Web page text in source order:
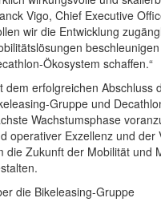
Vigo, Chief Executive
wir die Entwicklung
Ökosystem schaffen.“
dem erfolgreichen Abschluss
Gruppe und
Wachstumsphase
operativer Exzellenz und
die Zukunft der Mobilität und
die Bikeleasing-Gruppe